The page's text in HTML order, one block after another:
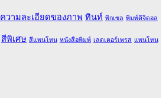
ความละเอียดของภาพ ทินท์ พิกเซล พิมพ์ดิจิตอล
สีพิเศษ สีแพนโทน หนังสือพิมพ์ เลตเตอร์เพรส แพนโทน